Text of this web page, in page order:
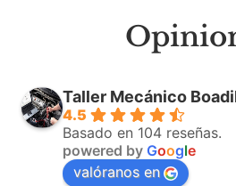
Taller Mecánico
4.5
Basado en 104 reseñas.
powered by Google
valóranos en